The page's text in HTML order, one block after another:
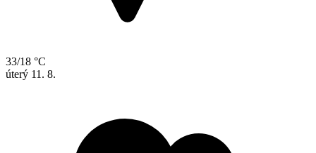
33/18 °C
úterý 11. 8.